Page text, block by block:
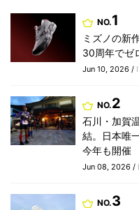
NO.1
ミズノの新
30周年でゼ
Jun 10, 2026 /
NO.2
石川・加賀
結。日本唯
今年も開催
Jun 08, 2026 /
NO.3